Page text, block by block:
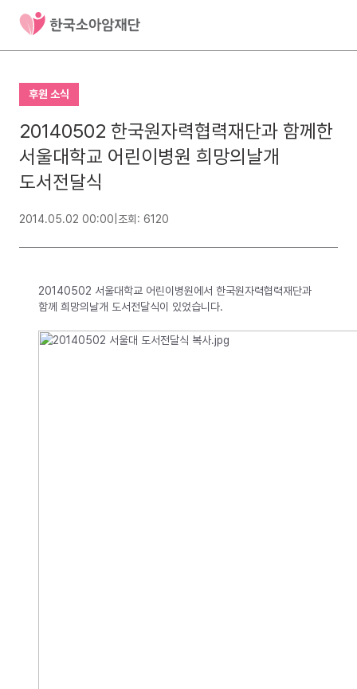
후원 소식
20140502 한국원자력협력재단과 함께한
서울대학교 어린이병원 희망의날개
도서전달식
2014.05.02 00:00 조회: 6120
20140502 서울대학교 어린이병원에서 한국원자력협력재단과
함께 희망의날개 도서전달식이 있었습니다.